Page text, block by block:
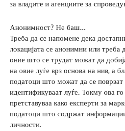
за владите и агенциите за
Анонимност? Не баш…
Треба да се напомене дека
локацијата се анонимни или треба
оние што се трудат можат да
на овие луѓе врз основа на нив, а
податоци што можат да се
идентификуваат луѓе. Токму ова
претставуваа како експерти за
податоци што содржат
личности.